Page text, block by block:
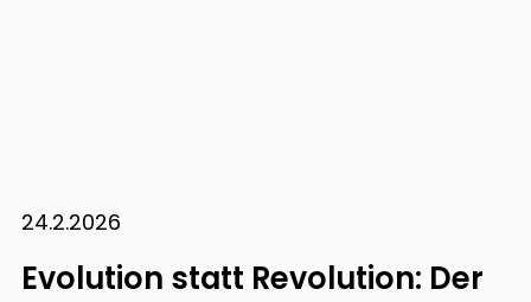
24.2.2026
Evolution statt Revolution: Der